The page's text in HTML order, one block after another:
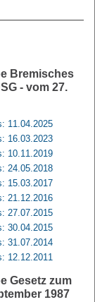
Bremisches
- vom 27.
11.04.2025
16.03.2023
10.11.2019
24.05.2018
15.03.2017
21.12.2016
27.07.2015
30.04.2015
31.07.2014
12.12.2011
Gesetz zum
1987